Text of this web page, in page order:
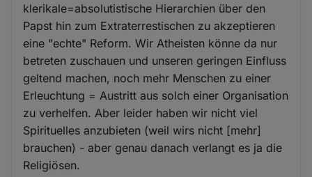
klerikale=absolutistische Hierarchien über den
Papst hin zum Extraterrestischen zu akzeptieren
eine "echte" Reform. Wir Atheisten könne da nur
betreten zuschauen und unseren geringen Einfluss
geltend machen, noch mehr Menschen zu einer
Erleuchtung = Austritt aus solch einer Organisation
zu verhelfen. Aber leider haben wir nicht viel
Spirituelles anzubieten (weil wirs nicht [mehr]
brauchen) - aber genau danach verlangt es ja die
Religiösen.